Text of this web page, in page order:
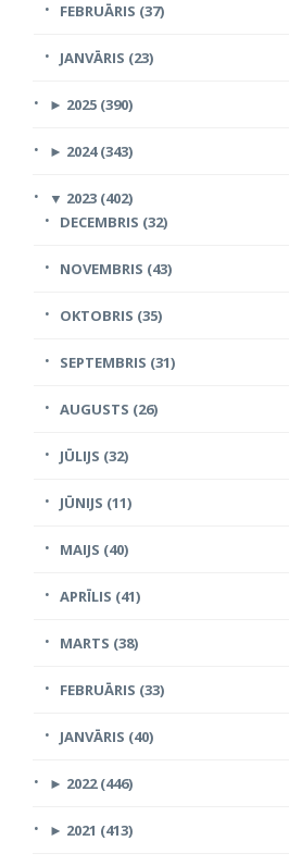
FEBRUĀRIS (37)
JANVĀRIS (23)
► 2025 (390)
► 2024 (343)
▼ 2023 (402)
DECEMBRIS (32)
NOVEMBRIS (43)
OKTOBRIS (35)
SEPTEMBRIS (31)
AUGUSTS (26)
JŪLIJS (32)
JŪNIJS (11)
MAIJS (40)
APRĪLIS (41)
MARTS (38)
FEBRUĀRIS (33)
JANVĀRIS (40)
► 2022 (446)
► 2021 (413)